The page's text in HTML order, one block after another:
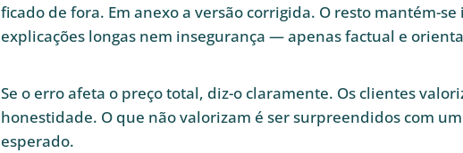
ficado de fora. Em anexo a versão corrigida. O resto mantém-se
explicações longas nem insegurança — apenas factual e
Se o erro afeta o preço total, diz-o claramente. Os clientes
honestidade. O que não valorizam é ser surpreendidos com
esperado.